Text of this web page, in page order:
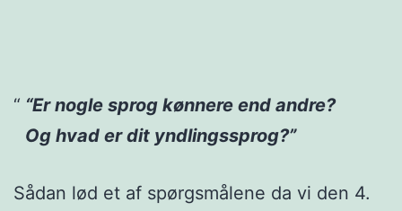
“Er nogle sprog kønnere end andre?
Og hvad er dit yndlingssprog?”
Sådan lød et af spørgsmålene da vi den 4.